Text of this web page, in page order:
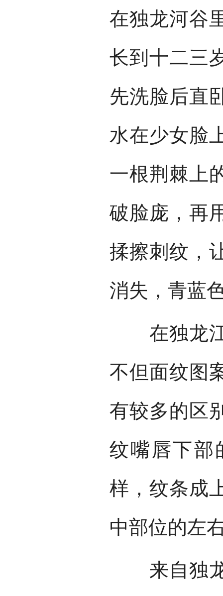
在独龙河谷
长到十二三
先洗脸后直
水在少女脸
一根荆棘上
破脸庞，再
揉擦刺纹，
消失，青蓝
在独龙江
不但面纹图
有较多的区
纹嘴唇下部
样，纹条成
中部位的左
来自独龙